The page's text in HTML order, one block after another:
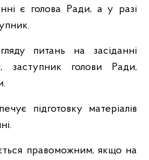
є голова Ради, а у разі
питань на засіданні
заступник голови Ради,
підготовку матеріалів
правоможним, якщо на